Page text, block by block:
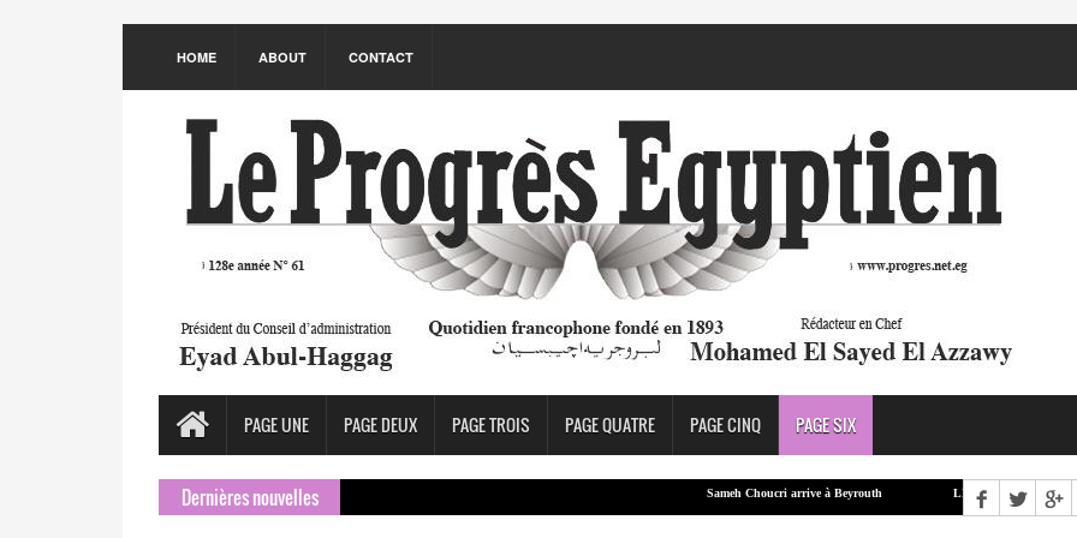
HOME ABOUT CONTACT
PAGE UNE PAGE DEUX PAGE TROIS PAGE QUATRE PAGE CINQ PAGE SIX
Dernières nouvelles Sameh Choucri arrive à Beyrouth LEA : Aboul Gheit et le